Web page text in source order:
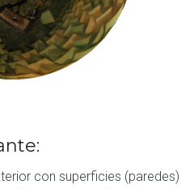
con superficies (paredes)